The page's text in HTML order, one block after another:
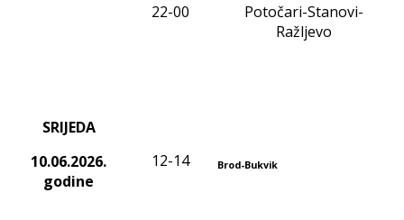
22-00
Potočari-Stanovi-
Ražljevo
SRIJEDA
10.06.2026.
godine
12-14 Brod-Bukvik